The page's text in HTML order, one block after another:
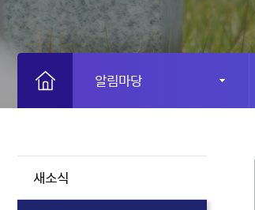
알림마당
새소식